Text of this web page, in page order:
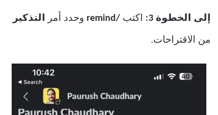
إلى الخطوة 3: اكتب /remind وحدد أمر التذكير
من الاقتراحات.